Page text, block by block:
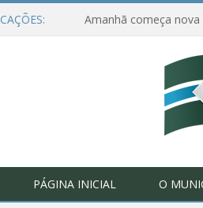
PÁGINA INICIAL O